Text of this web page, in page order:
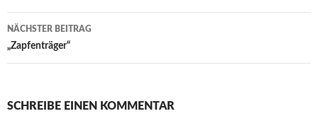
NÄCHSTER BEITRAG
„Zapfenträger“
SCHREIBE EINEN KOMMENTAR